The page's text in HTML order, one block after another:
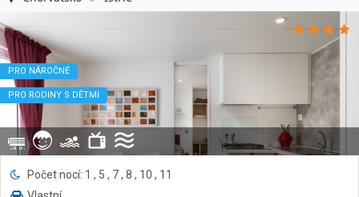
PRO NÁROČNÉ
PRO RODINY S DĚTMI
Počet nocí: 1 , 5 , 7 , 8 , 10 , 11